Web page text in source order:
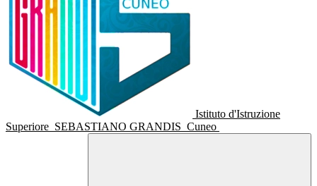
Istituto d'Istruzione
Superiore SEBASTIANO GRANDIS Cuneo